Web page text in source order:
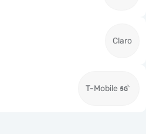
Claro
T-Mobile